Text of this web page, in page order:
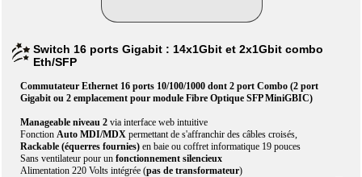
Switch 16 ports Gigabit : 14x1Gbit et 2x1Gbit combo
Eth/SFP
Commutateur Ethernet 16 ports 10/100/1000 dont 2 port Combo (2 port
Gigabit ou 2 emplacement pour module Fibre Optique SFP MiniGBIC)
Manageable niveau 2 via interface web intuitive
FonctionAuto MDI/MDX permettant de s'affranchir des câbles croisés,
Rackable (équerres fournies) en baie ou coffret informatique 19 pouces
Sans ventilateur pour unfonctionnement silencieux
Alimentation 220 Volts intégrée (pas de transformateur)